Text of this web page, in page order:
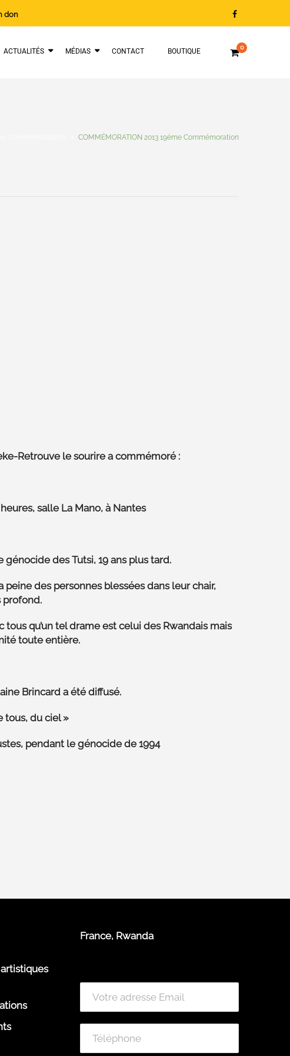
don
0
ACTUALITÉS MÉDIAS CONTACT BOUTIQUE
COMMÉMORATION 2013 19éme Commémoration
Retrouve le sourire a commémoré :
salle La Mano, à Nantes
génocide des Tutsi, 19 ans plus tard.
peine des personnes blessées dans leur chair,
profond.
tous qu’un tel drame est celui des Rwandais mais
toute entière.
Brincard a été diffusé.
tous, du ciel »
pendant le génocide de 1994
France, Rwanda